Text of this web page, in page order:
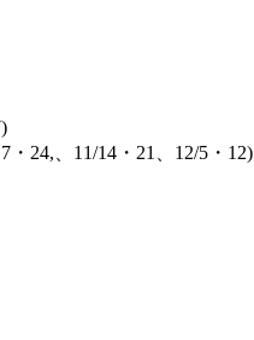
24,、11/14・21、12/5・12)